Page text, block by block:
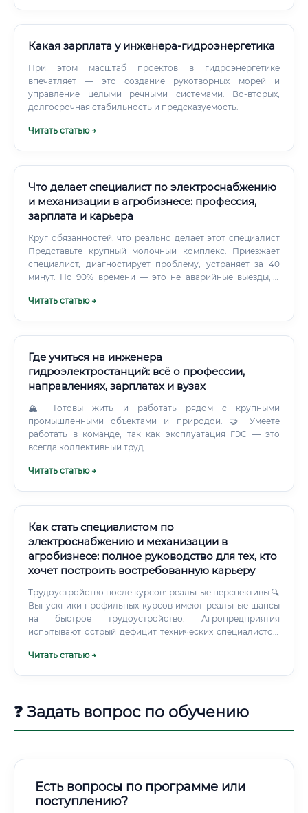
Какая зарплата у инженера-гидроэнергетика
При этом масштаб проектов в гидроэнергетике
впечатляет — это создание рукотворных морей и
управление целыми речными системами. Во-вторых,
долгосрочная стабильность и предсказуемость.
Читать статью →
Что делает специалист по электроснабжению
и механизации в агробизнесе: профессия,
зарплата и карьера
Круг обязанностей: что реально делает этот специалист
Представьте крупный молочный комплекс. Приезжает
специалист, диагностирует проблему, устраняет за 40
минут. Но 90% времени — это не аварийные выезды, а
электроустановок по графику ✅ Проверка и замена
Диагностика насосных станций, компрессорного
оборудования ✅ Участие в монтаже новых объектов ✅
Составление дефектных ведомостей и технической
документации ✅ Контроль за энергопотреблением,
выявление перерасхода Плюс к этому — работа с
подрядчиками при строительстве.
Читать статью →
Где учиться на инженера
гидроэлектростанций: всё о профессии,
направлениях, зарплатах и вузах
🏔 Готовы жить и работать рядом с крупными
промышленными объектами и природой. 🤝 Умеете
работать в команде, так как эксплуатация ГЭС — это
всегда коллективный труд.
Читать статью →
Как стать специалистом по
электроснабжению и механизации в
агробизнесе: полное руководство для тех, кто
хочет построить востребованную карьеру
Трудоустройство после курсов: реальные перспективы 🔍
Выпускники профильных курсов имеют реальные шансы
на быстрое трудоустройство. Агропредприятия
испытывают острый дефицит технических специалистов,
Читать статью →
❓ Задать вопрос по обучению
Есть вопросы по программе или
поступлению?